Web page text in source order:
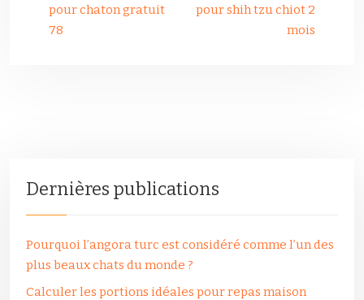
pour chaton gratuit
78
pour shih tzu chiot 2
mois
Dernières publications
Pourquoi l’angora turc est considéré comme l’un des
plus beaux chats du monde ?
Calculer les portions idéales pour repas maison